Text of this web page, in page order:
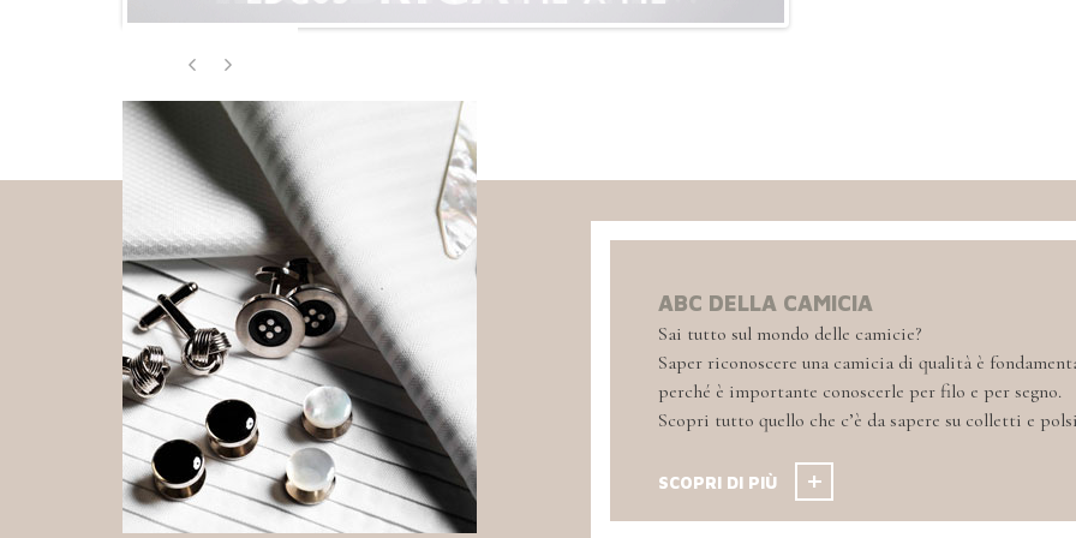
ABC DELLA CAMICIA
Sai tutto sul mondo delle camicie?
Saper riconoscere una camicia di qualità è
perché è importante conoscerle per filo e per segno.
Scopri tutto quello che c’è da sapere su colletti e
SCOPRI DI PIÙ